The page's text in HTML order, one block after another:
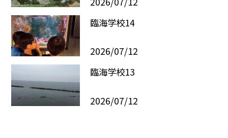
臨海学校14
2026/07/12
臨海学校13
2026/07/12